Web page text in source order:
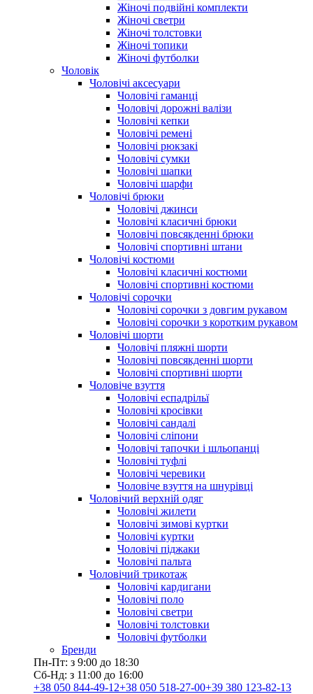
Жіночі подвійні комплекти
Жіночі светри
Жіночі толстовки
Жіночі топики
Жіночі футболки
Чоловік
Чоловічі аксесуари
Чоловічі гаманці
Чоловічі дорожні валізи
Чоловічі кепки
Чоловічі ремені
Чоловічі рюкзакі
Чоловічі сумки
Чоловічі шапки
Чоловічі шарфи
Чоловічі брюки
Чоловічі джинси
Чоловічі класичні брюки
Чоловічі повсякденні брюки
Чоловічі спортивні штани
Чоловічі костюми
Чоловічі класичні костюми
Чоловічі спортивні костюми
Чоловічі сорочки
Чоловічі сорочки з довгим рукавом
Чоловічі сорочки з коротким рукавом
Чоловічі шорти
Чоловічі пляжні шорти
Чоловічі повсякденні шорти
Чоловічі спортивні шорти
Чоловіче взуття
Чоловічі еспадрільї
Чоловічі кросівки
Чоловічі сандалі
Чоловічі сліпони
Чоловічі тапочки і шльопанці
Чоловічі туфлі
Чоловічі черевики
Чоловіче взуття на шнурівці
Чоловічий верхній одяг
Чоловічі жилети
Чоловічі зимові куртки
Чоловічі куртки
Чоловічі піджаки
Чоловічі пальта
Чоловічий трикотаж
Чоловічі кардигани
Чоловічі поло
Чоловічі светри
Чоловічі толстовки
Чоловічі футболки
Бренди
Пн-Пт: з 9:00 до 18:30
Сб-Нд: з 11:00 до 16:00
+38 050 844-49-12+38 050 518-27-00+39 380 123-82-13